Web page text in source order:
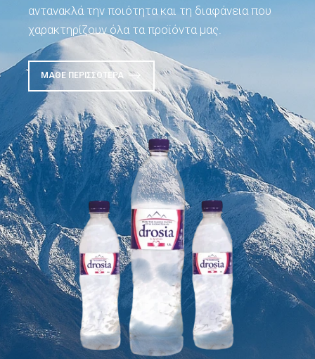
αντανακλά την ποιότητα και τη διαφάνεια που
χαρακτηρίζουν όλα τα προϊόντα μας.
ΜΆΘΕ ΠΕΡΙΣΣΌΤΕΡΑ